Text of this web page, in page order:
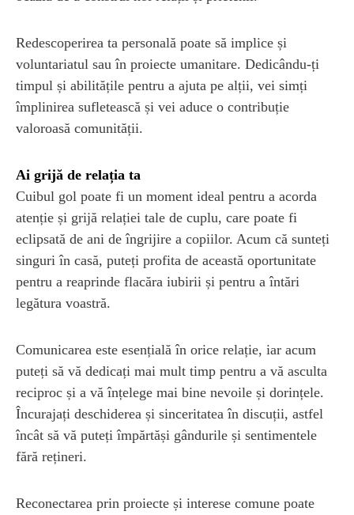
Redescoperirea ta personală poate să implice și
voluntariatul sau în proiecte umanitare. Dedicându-ți
timpul și abilitățile pentru a ajuta pe alții, vei simți
împlinirea sufletească și vei aduce o contribuție
valoroasă comunității.
Ai grijă de relația ta
Cuibul gol poate fi un moment ideal pentru a acorda
atenție și grijă relației tale de cuplu, care poate fi
eclipsată de ani de îngrijire a copiilor. Acum că sunteți
singuri în casă, puteți profita de această oportunitate
pentru a reaprinde flacăra iubirii și pentru a întări
legătura voastră.
Comunicarea este esențială în orice relație, iar acum
puteți să vă dedicați mai mult timp pentru a vă asculta
reciproc și a vă înțelege mai bine nevoile și dorințele.
Încurajați deschiderea și sinceritatea în discuții, astfel
încât să vă puteți împărtăși gândurile și sentimentele
fără rețineri.
Reconectarea prin proiecte și interese comune poate